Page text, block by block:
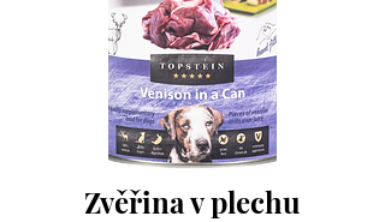
Zvěřina v plechu